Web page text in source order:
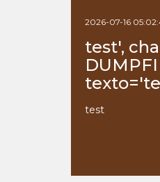
2026-07-16
test',
test